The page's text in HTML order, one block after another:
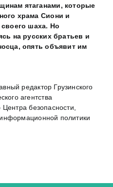
ятаганами, которые
храма Сиони и
шаха. Но
на русских братьев и
опять объявит им
редактор Грузинского
агентства
Центра безопасности,
информационной политики